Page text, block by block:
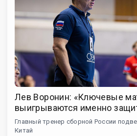
Лев Воронин: «Ключевые
выигрываются именно
Главный тренер сборной России
Китай